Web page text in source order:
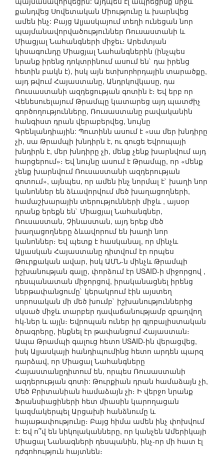
քանդվեց Սովետական Միությունը և խարնվեց
ամեն ինչ: Բայց Ալյասկայում տեղի ունեցան նոր
պայմանավորվածություններ Ռուսաստանի և
Միացյալ Նահանգների միջեւ։ Արեմտյան
կիսագունդը Միացյալ Նահանգներին (ինչպես
նրանք իրենց դոկտրինում ասում են` դա իրենց
հետին բակն է), իսկ այն ետխորhրդային տարածքը,
այդ թվում Հայաստանը, Անդրկովկասը, դա
Ռուսաստանի ազդեցության գոտին է։ Եվ երբ որ
Վենեսուելայում Թրամպը կատարեց այդ պատժիչ
գործողությունները, Ռուսաստանը բավականին
հանգիստ դրան վերաբերվեց, նույնը
Գրենլանդիային: Պուտինն ասում է «սա մեր խնդիրը
չի, սա Թրամպի խնդիրն է, ու գուցե Եվրոպայի
խնդիրն է, մեր խնդիրը չի, մենք չենք խարնվում այդ
հարցերում»։ Եվ նույնը ասում է Թրամպը, որ «մենք
չենք խարնվում Ռուսաստանի ազդերության
գոտում», այնպես, որ ամեն ինչ նորմալ է` խաղի նոր
կանոններ են ձևավորվում մեծ խաղացողների,
համաշխարային տերությունների միջև , այսօր
դրանք երեքն են` Միացյալ Նահանգներ,
Ռուսաստան, Չինաստան, այդ երեք մեծ
խաղացողները ձևավորում են խաղի նոր
կանոններ։ Եվ պետք է հասկանալ, որ մինչև
Ալյասկան Հայաստանը դիտվում էր որպես
Թուրքական ավար, իսկ ԱՄՆ-ն մինչև Թրամպի
իշխանության գալը, փորձում էր USAID-ի միջորցով ,
դեսպանատան միջորցով, իրականացնել իրենց
ներթափանցումը` կերակրում էին այստեղ
սորոսական մի մեծ խումբ` իշխանություններից
սկսած միջև տարբեր դավաճանությամբ զբաղվող
հկ-ներ և այլն։ Եվրոպան ուներ իր գլոբալիստական
ծրագրերը, ինքնել էր թափանցում Հայաստան։
Ապա Թրամպի գալուց հետո USAID-ին վերացվեց,
իսկ Ալյասկայի հանդիպումինց հետո արդեն պարզ
դարձավ, որ Միացալ Նահանգները
Հայաստանըդիտում են, որպես Ռուսաստանի
ազդերության գոտի: Թուրքիան դրան համաձայն չի,
Մեծ Բրիտանիան համաձայն չի։ Ի վերջո նրանք
Ֆրանսիացիների հետ միասին կարողացան
կազմակերպել Արցախի հանձնումը և
հայաթափությունը։ Բայց հիմա ամեն ինչ փոխվում
է: Եվ ո՞վ են նիկոլականները, որ կանչեն Ամերիկայի
Միացալ Նանագների դեսպանին, ինչ-որ մի հատ էլ
դժգոհություն հայտնեն։